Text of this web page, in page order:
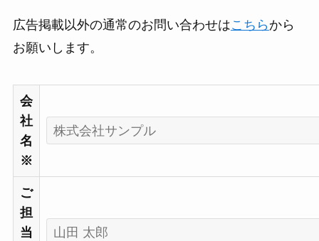
広告掲載以外の通常のお問い合わせはこちらから
お願いします。
会
社
名
※
ご
担
当